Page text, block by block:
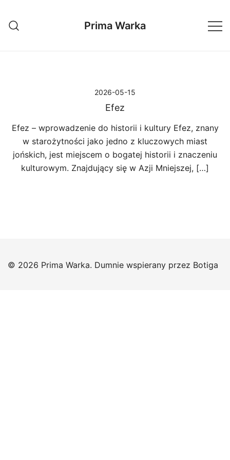
treści
Prima Warka
2026-05-15
Efez
Efez – wprowadzenie do historii i kultury Efez, znany
w starożytności jako jedno z kluczowych miast
jońskich, jest miejscem o bogatej historii i znaczeniu
kulturowym. Znajdujący się w Azji Mniejszej, […]
© 2026 Prima Warka. Dumnie wspierany przez Botiga